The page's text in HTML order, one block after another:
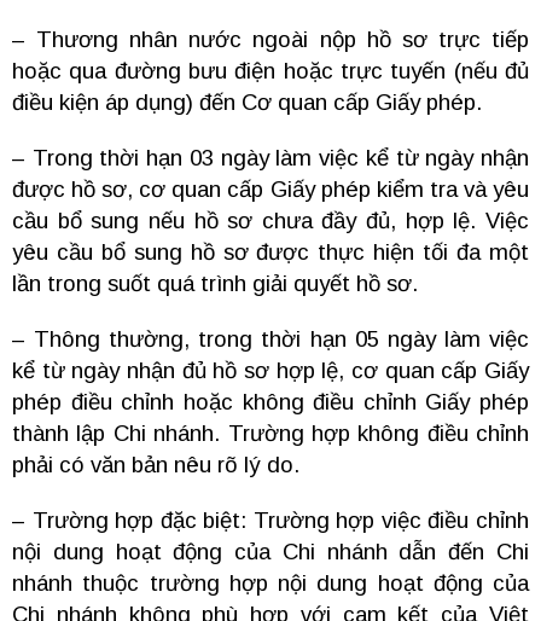
– Thương nhân nước ngoài nộp hồ sơ trực tiếp
hoặc qua đường bưu điện hoặc trực tuyến (nếu đủ
điều kiện áp dụng) đến Cơ quan cấp Giấy phép.
– Trong thời hạn 03 ngày làm việc kể từ ngày nhận
được hồ sơ, cơ quan cấp Giấy phép kiểm tra và yêu
cầu bổ sung nếu hồ sơ chưa đầy đủ, hợp lệ. Việc
yêu cầu bổ sung hồ sơ được thực hiện tối đa một
lần trong suốt quá trình giải quyết hồ sơ.
– Thông thường, trong thời hạn 05 ngày làm việc
kể từ ngày nhận đủ hồ sơ hợp lệ, cơ quan cấp Giấy
phép điều chỉnh hoặc không điều chỉnh Giấy phép
thành lập Chi nhánh. Trường hợp không điều chỉnh
phải có văn bản nêu rõ lý do.
– Trường hợp đặc biệt: Trường hợp việc điều chỉnh
nội dung hoạt động của Chi nhánh dẫn đến Chi
nhánh thuộc trường hợp nội dung hoạt động của
Chi nhánh không phù hợp với cam kết của Việt